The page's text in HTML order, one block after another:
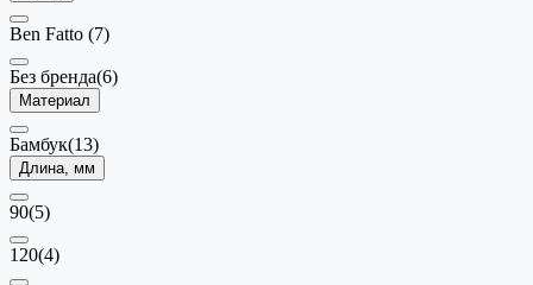
Ben Fatto (7)
Без бренда(6)
Материал
Бамбук(13)
Длина, мм
90(5)
120(4)